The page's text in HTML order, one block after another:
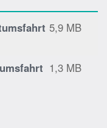
5,9 MB
1,3 MB